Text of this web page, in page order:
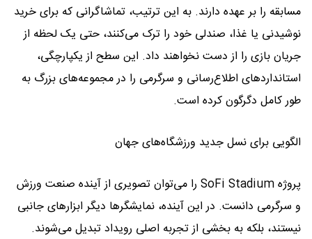
مسابقه را بر عهده دارند. به این ترتیب، تماشاگرانی که برای خرید
نوشیدنی یا غذا، صندلی خود را ترک می‌کنند، حتی یک لحظه از
جریان بازی را از دست نخواهند داد. این سطح از یکپارچگی،
استانداردهای اطلاع‌رسانی و سرگرمی را در مجموعه‌های بزرگ به
طور کامل دگرگون کرده است.
الگویی برای نسل جدید ورزشگاه‌های جهان
پروژه SoFi Stadium را می‌توان تصویری از آینده صنعت ورزش
و سرگرمی دانست. در این آینده، نمایشگرها دیگر ابزارهای جانبی
نیستند، بلکه به بخشی از تجربه اصلی رویداد تبدیل می‌شوند.